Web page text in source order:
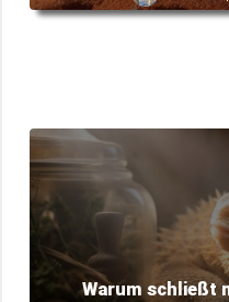
Warum schließt